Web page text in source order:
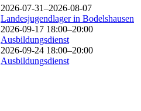
2026-07-31–2026-08-07
Landesjugendlager in Bodelshausen
2026-09-17 18:00–20:00
Ausbildungsdienst
2026-09-24 18:00–20:00
Ausbildungsdienst